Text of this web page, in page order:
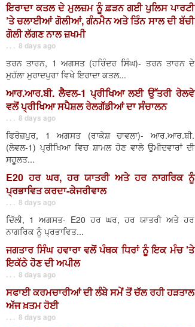
ਇਰਾਦਾ ਕਤਲ ਦੇ ਮੁਲਜ਼ਮ ਨੂੰ ਫ਼ੜਨ ਗਈ ਪੁਲਿਸ ਪਾਰਟੀ
’ਤੇ ਚਲਾਈਆਂ ਗੋਲੀਆਂ, ਗੰਨਮੈਨ ਅਤੇ ਤਿੰਨ ਸਾਲ ਦੀ ਬੱਚੀ
ਗੋਲੀ ਲੱਗਣ ਨਾਲ ਜ਼ਖਮੀ
. . . 8 days ago
ਤਰਨ ਤਾਰਨ, 1 ਅਗਸਤ (ਹਰਿੰਦਰ ਸਿੰਘ)- ਤਰਨ ਤਾਰਨ ਦੇ
ਮੁਹੱਲਾ ਮੁਰਾਦਪੁਰਾ ਵਿਖੇ ਇਰਾਦਾ ਕਤਲ...
ਆਰ.ਆਰ.ਬੀ. ਲੈਵਲ-1 ਪ੍ਰੀਖਿਆ ਲਈ ਉੱਤਰੀ ਰੇਲਵੇ
ਵਲੋਂ ਪ੍ਰੀਖਿਆ ਸਪੈਸ਼ਲ ਰੇਲਗੱਡੀਆਂ ਦਾ ਸੰਚਾਲਨ
. . . 8 days ago
ਫਿਰੋਜ਼ਪੁਰ, 1 ਅਗਸਤ (ਰਾਕੇਸ਼ ਚਾਵਲਾ)- ਆਰ.ਆਰ.ਬੀ.
(ਲੇਵਲ-1) ਪ੍ਰੀਖਿਆ ਵਿਚ ਸ਼ਾਮਲ ਹੋਣ ਵਾਲੇ ਉਮੀਦਵਾਰਾਂ ਦੀ
ਸਹੂਲਤ...
E20 ਹਰ ਘਰ, ਹਰ ਯਾਤਰੀ ਅਤੇ ਹਰ ਨਾਗਰਿਕ ਨੂੰ
ਪ੍ਰਭਾਵਿਤ ਕਰਦਾ-ਕੇਜਰੀਵਾਲ
. . . 8 days ago
ਦਿੱਲੀ, 1 ਅਗਸਤ- E20 ਹਰ ਘਰ, ਹਰ ਯਾਤਰੀ ਅਤੇ ਹਰ
ਨਾਗਰਿਕ ਨੂੰ ਪ੍ਰਭਾਵਿਤ...
ਜਗਤਾਰ ਸਿੰਘ ਹਵਾਰਾ ਵਲੋਂ ਪੰਥਕ ਧਿਰਾਂ ਨੂੰ ਇਕ ਮੰਚ 'ਤੇ
ਇਕੱਠੇ ਹੋਣ ਦੀ ਅਪੀਲ
. . . 8 days ago
ਸਫਾਈ ਕਰਮਚਾਰੀਆਂ ਦੀ ਲੰਬੇ ਸਮੇਂ ਤੋਂ ਚੱਲ ਰਹੀ ਹੜਤਾਲ
ਅੱਜ ਖ਼ਤਮ ਹੋਈ
. . . 8 days ago